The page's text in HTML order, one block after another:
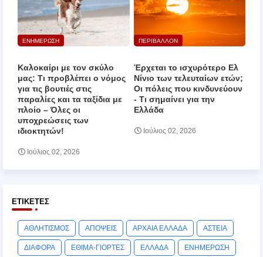
ΕΝΗΜΕΡΩΣΗ
Καλοκαίρι με τον σκύλο
μας: Τι προβλέπει ο νόμος
για τις βουτιές στις
παραλίες και τα ταξίδια με
πλοίο – Όλες οι
υποχρεώσεις των
ιδιοκτητών!
Ιούλιος 02, 2026
ΠΕΡΙΒΑΛΛΟΝ
Έρχεται το ισχυρότερο Ελ
Νίνιο των τελευταίων ετών;
Οι πόλεις που κινδυνεύουν
‑ Τι σημαίνει για την
Ελλάδα
Ιούλιος 02, 2026
ΕΤΙΚΈΤΕΣ
ΑΘΛΗΤΙΣΜΟΣ ΑΠΟΨΕΙΣ ΑΡΧΑΙΑ ΕΛΛΑΔΑ ΑΣΤΕΙΑ
ΔΙΑΦΟΡΑ ΕΘΙΜΑ-ΓΙΟΡΤΕΣ ΕΛΛΑΔΑ ΕΝΗΜΕΡΩΣΗ